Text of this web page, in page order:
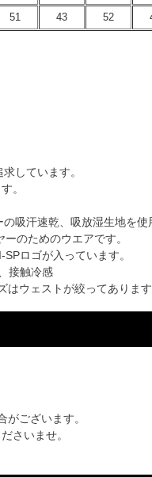
51 43 52
しています。
。
吸汗速乾、吸放湿生地を使
のためのウエアです。
ロゴが入っています。
接触冷感
ウェストが絞ってありま
ございます。
さいませ。